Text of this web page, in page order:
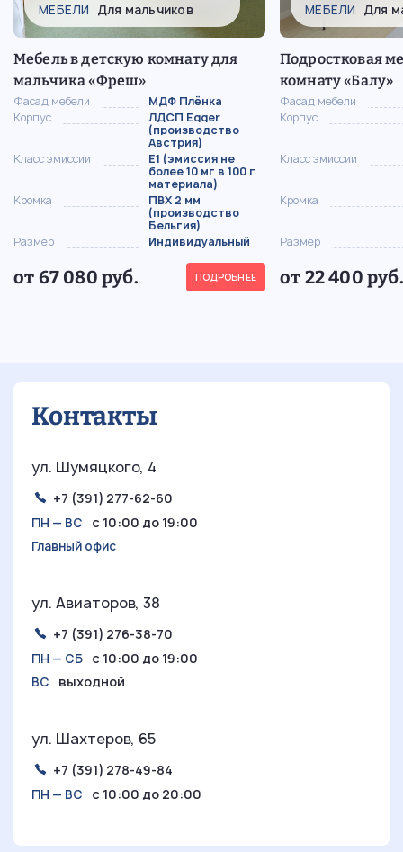
МЕБЕЛИ
Для мальчиков
Мебель в детскую комнату для
мальчика «Фреш»
Фасад мебели
МДФ Плёнка
Корпус
ЛДСП Egger
(производство
Австрия)
Класс эмиссии
Е1 (эмиссия не
более 10 мг в 100 г
материала)
Кромка
ПВХ 2 мм
(производство
Бельгия)
Размер
Индивидуальный
от 67 080 руб. ПОДРОБНЕЕ
МЕБЕЛИ
Для
Подростковая
комнату «Балу»
Фасад мебели
Корпус
Класс эмиссии
Кромка
Размер
от 22 400 руб.
Контакты
ул. Шумяцкого, 4
+7 (391) 277-62-60
ПН — ВС с 10:00 до 19:00
Главный офис
ул. Авиаторов, 38
+7 (391) 276-38-70
ПН — СБ с 10:00 до 19:00
ВС выходной
ул. Шахтеров, 65
+7 (391) 278-49-84
ПН — ВС с 10:00 до 20:00